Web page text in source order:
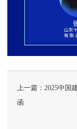
上一篇： 2025中国
函